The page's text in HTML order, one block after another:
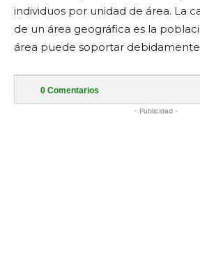
individuos por unidad de área. La
de un área geográfica es la
área puede soportar
0 Comentarios
- Publicidad -